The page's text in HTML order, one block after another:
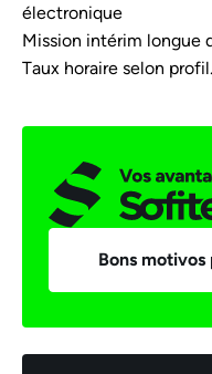
électronique
Mission intérim longue
Taux horaire selon profil.
Bons